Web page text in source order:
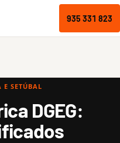
935 331 823
E SETÚBAL
DGEG: